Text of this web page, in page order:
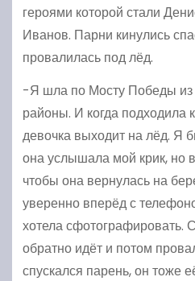
героями которой стали
Иванов. Парни кинулись
провалилась под лёд.
-Я шла по Мосту Победы из
районы. И когда подходила
девочка выходит на лёд. Я
она услышала мой крик, но
чтобы она вернулась на
уверенно вперёд с
хотела сфотографировать.
обратно идёт и потом
спускался парень, он тоже